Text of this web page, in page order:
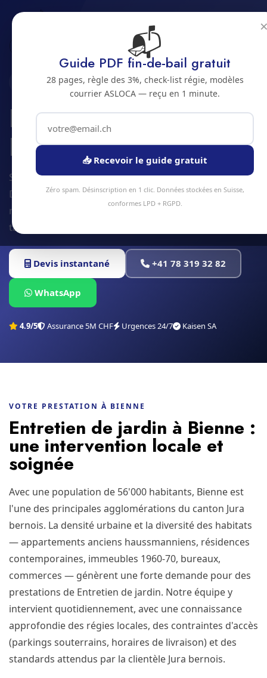
Entretien de jardin
Bienne
2500 · JURA BERNOIS
Entretien de jardin a
Bienne
Service entretien de jardin à Bienne et alentours.
Devis gratuit sous 24h, intervention sous 48h en
moyenne. Équipe locale, matériel professionnel,
tarifs transparents.
Devis instantané +41 78 319 32 82
WhatsApp
4.9/5 Assurance 5M CHF Urgences 24/7 Kaisen SA
VOTRE PRESTATION À BIENNE
Entretien de jardin à Bienne :
une intervention locale et
soignée
Avec une population de 56'000 habitants, Bienne est
l'une des principales agglomérations du canton Jura
bernois. La densité urbaine et la diversité des habitats
— appartements anciens haussmanniens, résidences
contemporaines, immeubles 1960-70, bureaux,
commerces — génèrent une forte demande pour des
prestations de Entretien de jardin. Notre équipe y
intervient quotidiennement, avec une connaissance
approfondie des régies locales, des contraintes d'accès
(parkings souterrains, horaires de livraison) et des
standards attendus par la clientèle Jura bernois.
📬
Guide PDF fin-de-bail gratuit
28 pages, règle des 3%, check-list régie, modèles
courrier ASLOCA — reçu en 1 minute.
📥 Recevoir le guide gratuit
Zéro spam. Désinscription en 1 clic. Données stockées en Suisse,
conformes LPD + RGPD.